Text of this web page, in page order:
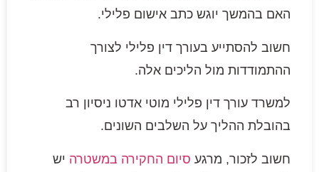
האם בהמשך יוגש כתב אישום פלילי.
חשוב להסתייע בעורך דין פלילי לצורך
ההתמודדות מול הליכים אלה.
למשרד עורך דין פלילי מוטי אדטו ניסיון רב
בהובלת ההליך על השלבים השונים.
חשוב לזכור, מרגע סיום החקירה במשטרה יש